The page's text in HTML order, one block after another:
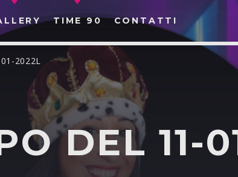
TIME 90 CONTATTI
CERCA NEL SITO WEB:
2022L
DEL 11-